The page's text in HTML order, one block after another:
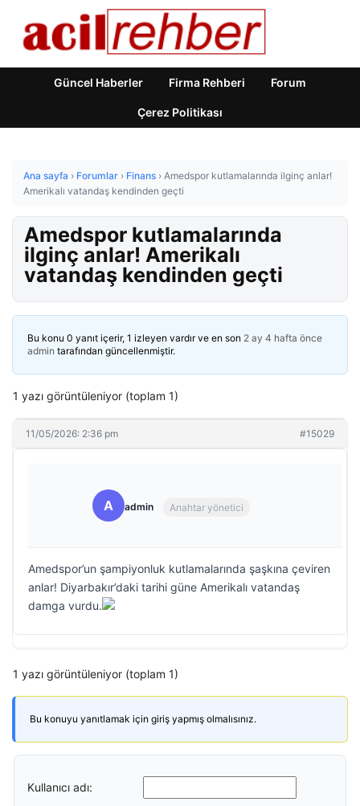
Güncel Haberler Firma Rehberi Forum
Çerez Politikası
Ana sayfa › Forumlar › Finans › Amedspor kutlamalarında ilginç anlar!
Amerikalı vatandaş kendinden geçti
Amedspor kutlamalarında
ilginç anlar! Amerikalı
vatandaş kendinden geçti
Bu konu 0 yanıt içerir, 1 izleyen vardır ve en son 2 ay 4 hafta önce
admin tarafından güncellenmiştir.
1 yazı görüntüleniyor (toplam 1)
11/05/2026: 2:36 pm #15029
A admin Anahtar yönetici
Amedspor’un şampiyonluk kutlamalarında şaşkına çeviren
anlar! Diyarbakır’daki tarihi güne Amerikalı vatandaş
damga vurdu.
1 yazı görüntüleniyor (toplam 1)
Bu konuyu yanıtlamak için giriş yapmış olmalısınız.
Kullanıcı adı: